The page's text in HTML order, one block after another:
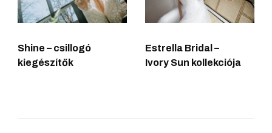
Shine – csillogó
kiegészítők
Estrella Bridal –
Ivory Sun kollekciója